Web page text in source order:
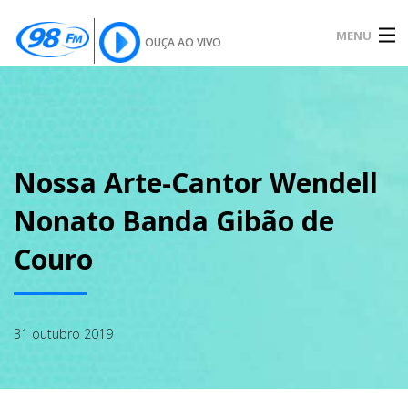
OUÇA AO VIVO MENU
SOBRE
Nossa Arte-Cantor Wendell
Nonato Banda Gibão de
Couro
31 outubro 2019